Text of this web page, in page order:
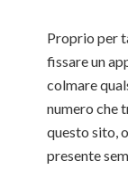
Proprio per
fissare un
colmare
numero che
questo sito,
presente